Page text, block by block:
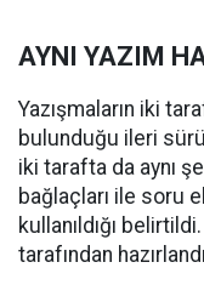
AYNI YAZIM
Yazışmaların iki
bulunduğu ileri
iki tarafta da aynı
bağlaçları ile soru
kullanıldığı
tarafından